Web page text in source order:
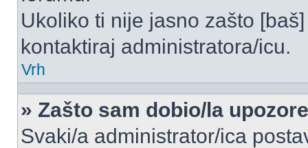
Ukoliko ti nije jasno zašto
kontaktiraj administratora/icu.
Vrh
» Zašto sam dobio/la
Svaki/a administrator/ica